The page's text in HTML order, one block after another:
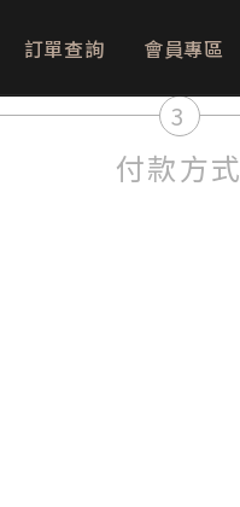
訂單查詢 會員專區
3
付款方式